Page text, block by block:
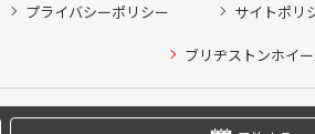
プライバシーポリシー サイトポリ
ブリヂストンホイ
Copyright © 2024 Bridgestone Retail
ット作業の予約
望のクローク契約会員の方はこちらを選択く
はご利用いただけません